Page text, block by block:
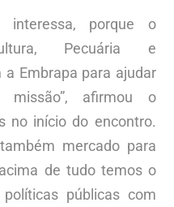
interessa, porque o
Pecuária e
Embrapa para ajudar
afirmou o
no início do encontro.
mercado para
de tudo temos o
públicas com